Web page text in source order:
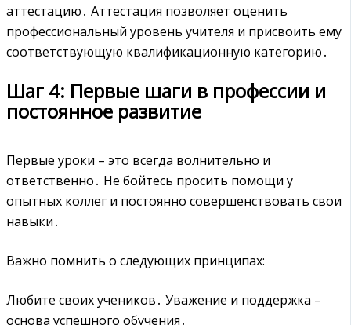
аттестацию․ Аттестация позволяет оценить
профессиональный уровень учителя и присвоить ему
соответствующую квалификационную категорию․
Шаг 4: Первые шаги в профессии и
постоянное развитие
Первые уроки – это всегда волнительно и
ответственно․ Не бойтесь просить помощи у
опытных коллег и постоянно совершенствовать свои
навыки․
Важно помнить о следующих принципах:
Любите своих учеников․ Уважение и поддержка –
основа успешного обучения․